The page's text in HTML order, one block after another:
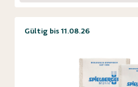
Gültig bis 11.08.26